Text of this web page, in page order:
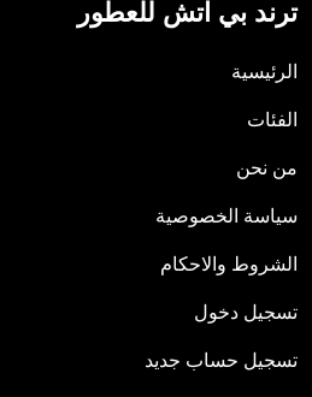
ترند بي اتش للعطور
الرئيسية
الفئات
من نحن
سياسة الخصوصية
الشروط والاحكام
تسجيل دخول
تسجيل حساب جديد